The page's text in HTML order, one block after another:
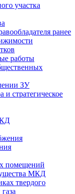
участка
ранее
работы
ЗУ
и стратегическое
помещений
МКД
твердого